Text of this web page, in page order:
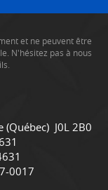
et ne peuvent être
N'hésitez pas à nous
(Québec) J0L 2B0
0017